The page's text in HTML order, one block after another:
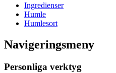
Ingredienser
Humle
Humlesort
Navigeringsmeny
Personliga verktyg